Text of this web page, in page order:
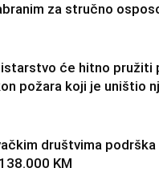
za stručno
će hitno pružiti
požara koji je uništio
društvima podrška
KM